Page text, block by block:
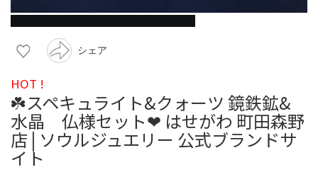
シェア
HOT !
☘️スペキュライト&クォーツ 鏡鉄鉱&
水晶 仏様セット❤︎ はせがわ 町田森野
店 | ソウルジュエリー 公式ブランドサ
イト